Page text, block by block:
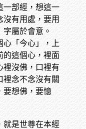
一部經，想這一
有用處，要用
屬於會意。
心「今心」，上
的這個心，裡面
裡沒佛，口裡有
裡念不念沒有關
要想佛，要憶
就是世尊在本經